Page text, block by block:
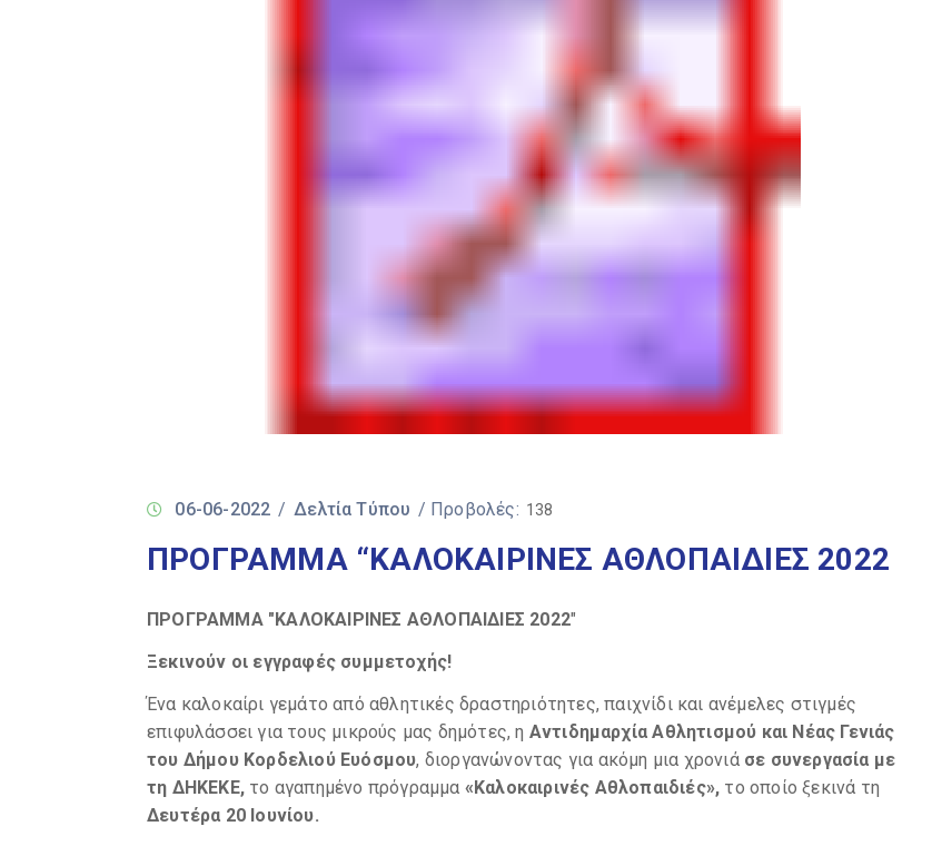
06-06-2022 / Δελτία Τύπου / Προβολές: 138
ΠΡΟΓΡΑΜΜΑ “ΚΑΛΟΚΑΙΡΙΝΕΣ ΑΘΛΟΠΑΙΔΙΕΣ 2022
ΠΡΟΓΡΑΜΜΑ "ΚΑΛΟΚΑΙΡΙΝΕΣ ΑΘΛΟΠΑΙΔΙΕΣ 2022"
Ξεκινούν οι εγγραφές συμμετοχής!
Ένα καλοκαίρι γεμάτο από αθλητικές δραστηριότητες, παιχνίδι και ανέμελες στιγμές
επιφυλάσσει για τους μικρούς μας δημότες, η Αντιδημαρχία Αθλητισμού και Νέας Γενιάς
του Δήμου Κορδελιού Ευόσμου, διοργανώνοντας για ακόμη μια χρονιά σε συνεργασία με
τη ΔΗΚΕΚΕ, το αγαπημένο πρόγραμμα «Καλοκαιρινές Αθλοπαιδιές», το οποίο ξεκινά τη
Δευτέρα 20 Ιουνίου.